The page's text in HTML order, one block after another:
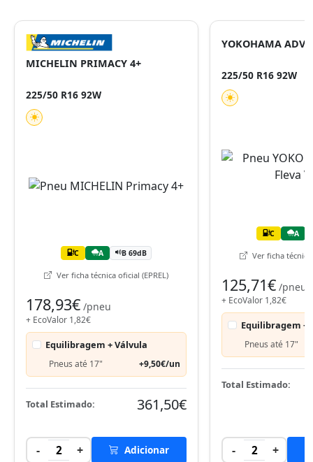
MICHELIN PRIMACY 4+
225/50 R16 92W
C A B 69dB
Ver ficha técnica oficial (EPREL)
178,93€ /pneu
+ EcoValor 1,82€
Equilibragem + Válvula
Pneus até 17" +9,50€/un
Total Estimado: 361,50€
- 2 + Adicionar
YOKOHAMA
225/50 R16 92W
C A
Ver ficha técnica
125,71€ /pneu
+ EcoValor 1,82€
Equilibragem +
Pneus até 17"
Total Estimado:
- 2 +